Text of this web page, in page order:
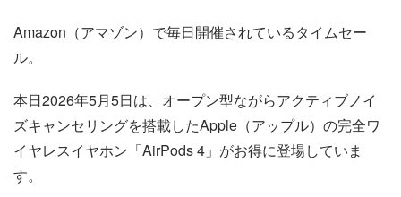
Amazon（アマゾン）で毎日開催されているタイムセー
ル。
本日2026年5月5日は、オープン型ながらアクティブノイ
ズキャンセリングを搭載したApple（アップル）の完全ワ
イヤレスイヤホン「AirPods 4」がお得に登場していま
す。